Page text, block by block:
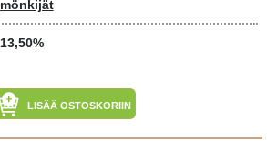
mönkijät
13,50%
LISÄÄ OSTOSKORIIN